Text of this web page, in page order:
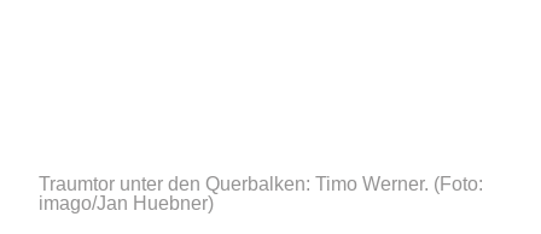
Traumtor unter den Querbalken: Timo Werner. (Foto:
imago/Jan Huebner)